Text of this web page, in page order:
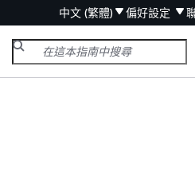
中文 (繁體) 偏好設定